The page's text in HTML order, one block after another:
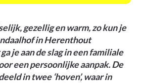
gezellig en warm, zo kun je
in Herenthout
je aan de slag in een familiale
een persoonlijke aanpak. De
in twee ‘hoven’, waar in